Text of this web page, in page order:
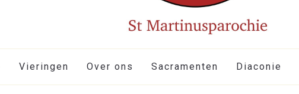
Vieringen Over ons Sacramenten Diaconie